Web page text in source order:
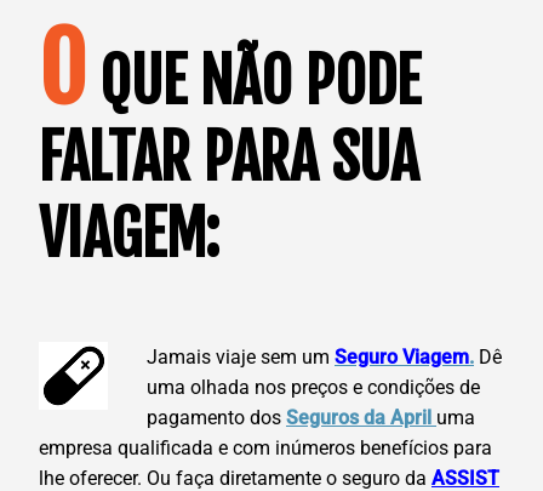
O QUE NÃO PODE
FALTAR PARA SUA
VIAGEM:
Jamais viaje sem um Seguro Viagem. Dê
uma olhada nos preços e condições de
pagamento dos Seguros da April uma
empresa qualificada e com inúmeros benefícios para
lhe oferecer. Ou faça diretamente o seguro da ASSIST